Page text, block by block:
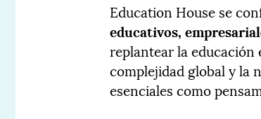
Education House se
educativos,
replantear la
complejidad global y la
esenciales como